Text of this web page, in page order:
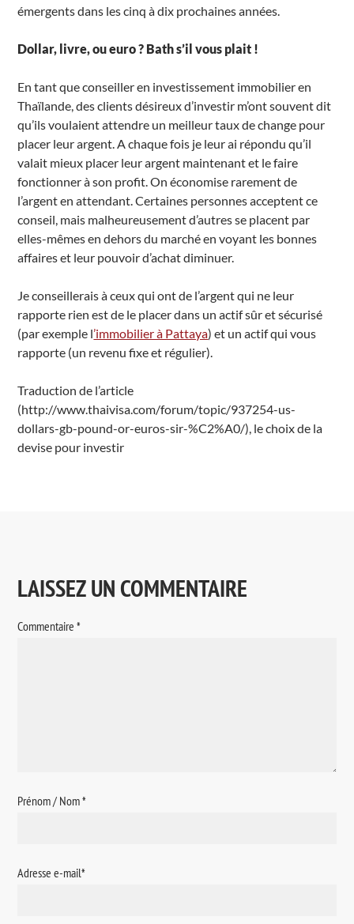
émergents dans les cinq à dix prochaines années.
Dollar, livre, ou euro ? Bath s’il vous plait !
En tant que conseiller en investissement immobilier en
Thaïlande, des clients désireux d’investir m’ont souvent dit
qu’ils voulaient attendre un meilleur taux de change pour
placer leur argent. A chaque fois je leur ai répondu qu’il
valait mieux placer leur argent maintenant et le faire
fonctionner à son profit. On économise rarement de
l’argent en attendant. Certaines personnes acceptent ce
conseil, mais malheureusement d’autres se placent par
elles-mêmes en dehors du marché en voyant les bonnes
affaires et leur pouvoir d’achat diminuer.
Je conseillerais à ceux qui ont de l’argent qui ne leur
rapporte rien est de le placer dans un actif sûr et sécurisé
(par exemple l’immobilier à Pattaya) et un actif qui vous
rapporte (un revenu fixe et régulier).
Traduction de l’article
(http://www.thaivisa.com/forum/topic/937254-us-
dollars-gb-pound-or-euros-sir-%C2%A0/), le choix de la
devise pour investir
LAISSEZ UN COMMENTAIRE
Commentaire*
Prénom / Nom*
Adresse e-mail*